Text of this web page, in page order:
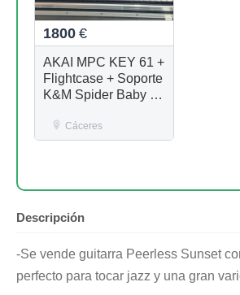
1800 €
AKAI MPC KEY 61 +
Flightcase + Soporte
K&M Spider Baby +
soporte
Cáceres
Descripción
-Se vende guitarra Peerless Sunset
perfecto para tocar jazz y una gran